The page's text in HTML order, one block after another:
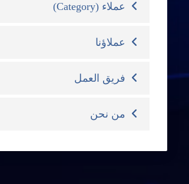
عملاء (Category)
عملاؤنا
فريق العمل
من نحن